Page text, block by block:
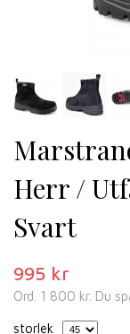
Herr /
Svart
995 kr
Ord. 1 800 kr. Du
storlek